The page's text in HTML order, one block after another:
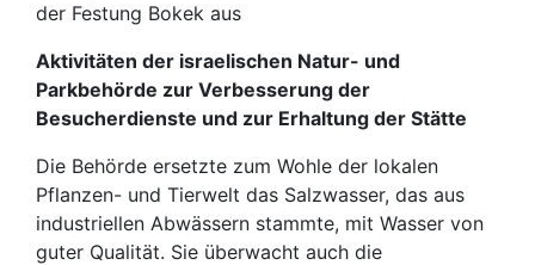
der Festung Bokek aus
Aktivitäten der israelischen Natur- und
Parkbehörde zur Verbesserung der
Besucherdienste und zur Erhaltung der Stätte
Die Behörde ersetzte zum Wohle der lokalen
Pflanzen- und Tierwelt das Salzwasser, das aus
industriellen Abwässern stammte, mit Wasser von
guter Qualität. Sie überwacht auch die